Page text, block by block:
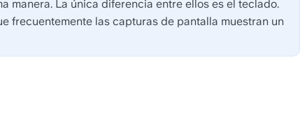
manera. La única diferencia entre ellos es el teclado.
frecuentemente las capturas de pantalla muestran un